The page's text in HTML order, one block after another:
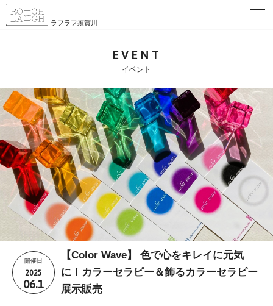
ラフラフ須賀川
EVENT
イベント
開催日
2025
06.1
【Color Wave】 色で心をキレイに元気
に！カラーセラピー＆飾るカラーセラピー
展示販売